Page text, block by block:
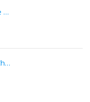
BNP Paribas Saint-Alban-Leysse 175 Avenue de Chambéry
BNP Paribas Grésy-Sur-Aix 83 Chemin Du Moulin